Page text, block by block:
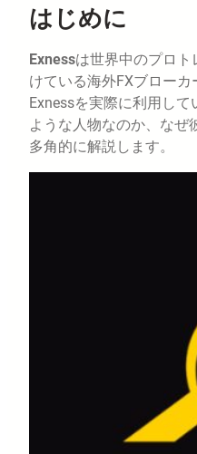
はじめに
Exnessは世界中のプロ
けている海外FXブローカ
Exnessを実際に利用し
ような人物なのか、なぜ
多角的に解説します。